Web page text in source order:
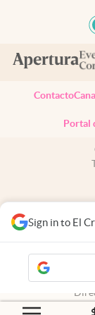
Sign in to El
Contacto
Portal
propiedad